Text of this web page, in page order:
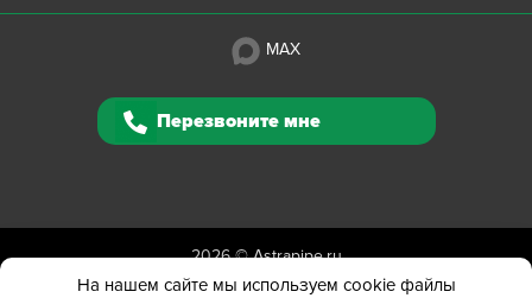
MAX
Перезвоните мне
2026 ©Astrapipe.ru
Полная версия сайта
На нашем сайте мы используем cookie файлы